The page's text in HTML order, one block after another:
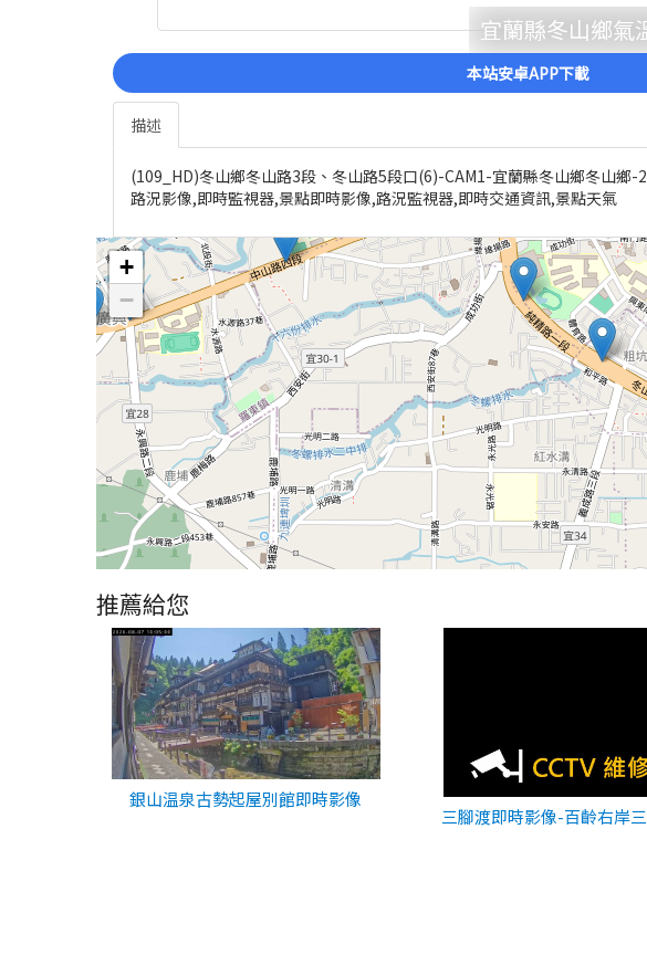
宜蘭縣冬山鄉氣
本站安卓APP下載
描述
(109_HD)冬山鄉冬山路3段、冬山路5段口(6)-CAM1-宜蘭縣冬山鄉冬山鄉
路況影像,即時監視器,景點即時影像,路況監視器,即時交通資訊,景點天氣
+
−
推薦給您
銀山温泉古勢起屋別館即時影像
三腳渡即時影像-百齡右岸